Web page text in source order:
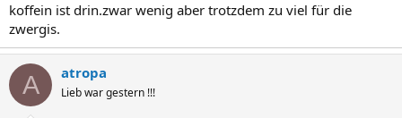
koffein ist drin.zwar wenig aber trotzdem zu viel für die
zwergis.
A atropa
Lieb war gestern !!!